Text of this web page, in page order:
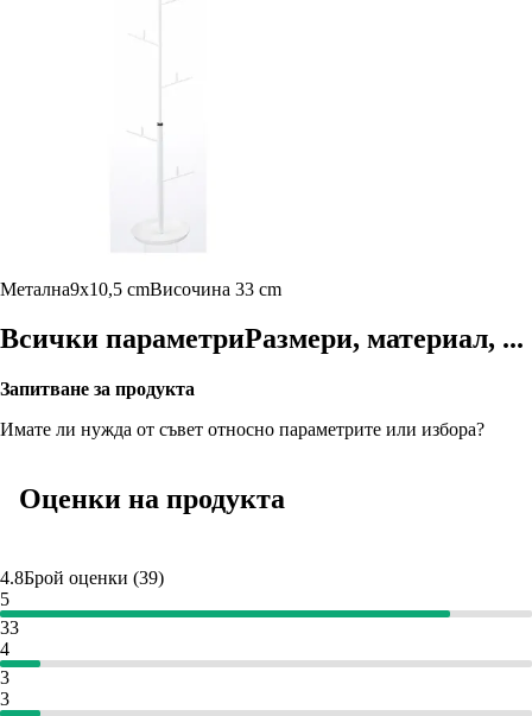
Метална9x10,5 cmВисочина 33 cm
Всички параметриРазмери, материал, ...
Запитване за продукта
Имате ли нужда от съвет относно параметрите или избора?
Оценки на продукта
4.8Брой оценки (39)
5
33
4
3
3